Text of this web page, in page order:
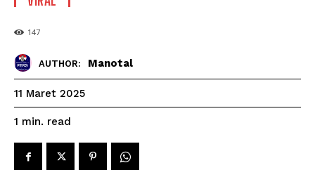
147
AUTHOR: Manotal
11 Maret 2025
1 min. read